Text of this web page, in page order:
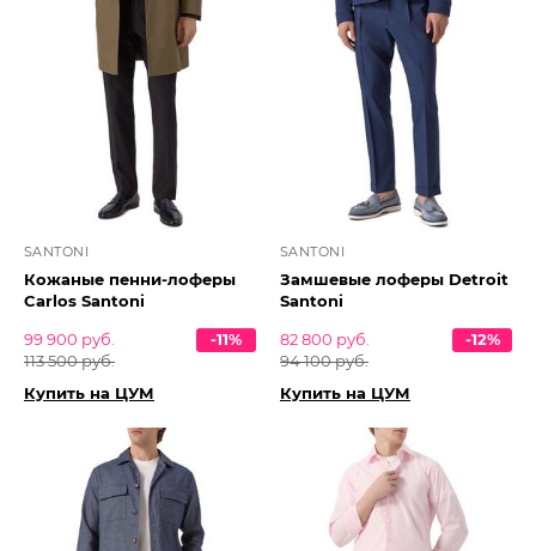
SANTONI
Кожаные пенни-лоферы
Carlos Santoni
99 900 руб.
113 500 руб.
-11%
Купить на ЦУМ
SANTONI
Замшевые лоферы Detroit
Santoni
82 800 руб.
94 100 руб.
-12%
Купить на ЦУМ